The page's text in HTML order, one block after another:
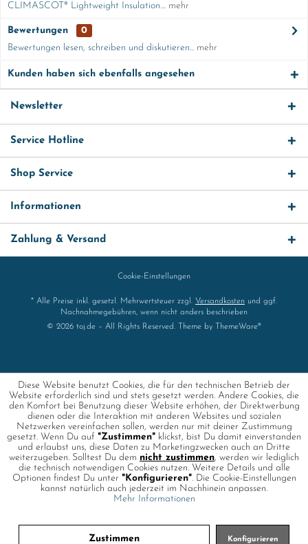
CLIMASCOT® Lightweight Insulation.... mehr
Bewertungen
0
Bewertungen lesen, schreiben und diskutieren... mehr
Kunden haben sich ebenfalls angesehen
Newsletter
Service Hotline
Shop Service
Informationen
Zahlung & Versand
Cookie-Einstellungen
* Alle Preise inkl. gesetzl. Mehrwertsteuer zzgl. Versandkosten und ggf.
Nachnahmegebühren, wenn nicht anders beschrieben
© 2026 toj.de – All Rights Reserved. Theme by
ThemeWare®
Diese Website benutzt Cookies, die für den technischen Betrieb der
Website erforderlich sind und stets gesetzt werden. Andere Cookies, die
den Komfort bei Benutzung dieser Website erhöhen, der Direktwerbung
dienen oder die Interaktion mit anderen Websites und sozialen
Netzwerken vereinfachen sollen, werden nur mit deiner Zustimmung
gesetzt. Wenn Du auf "Zustimmen" klickst, bist Du damit einverstanden
und erlaubst uns, diese Daten zu Marketingzwecken auch an Dritte
weiterzugeben. Solltest Du dem nicht zustimmen, werden wir lediglich
die technisch notwendigen Cookies nutzen. Weitere Details und alle
Optionen findest Du unter "Konfigurieren". Die Cookie-Einstellungen
kannst natürlich auch jederzeit im Nachhinein anpassen.
Mehr Informationen
Zustimmen Konfigurieren